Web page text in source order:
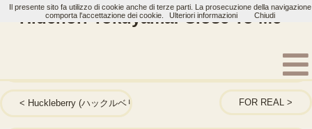
Hidenori Tokuyama: Close To Me
Huckleberry (ハックルベリー) FOR REAL
Il presente sito fa utilizzo di cookie anche di terze parti. La prosecuzione della navigazione
comporta l'accettazione dei cookie.
Ulteriori informazioni Chiudi